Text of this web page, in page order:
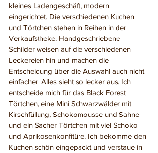
kleines Ladengeschäft, modern
eingerichtet. Die verschiedenen Kuchen
und Törtchen stehen in Reihen in der
Verkaufstheke. Handgeschriebene
Schilder weisen auf die verschiedenen
Leckereien hin und machen die
Entscheidung über die Auswahl auch nicht
einfacher. Alles sieht so lecker aus. Ich
entscheide mich für das Black Forest
Törtchen, eine Mini Schwarzwälder mit
Kirschfüllung, Schokomousse und Sahne
und ein Sacher Törtchen mit viel Schoko
und Aprikosenkonfitüre. Ich bekomme den
Kuchen schön eingepackt und verstaue in